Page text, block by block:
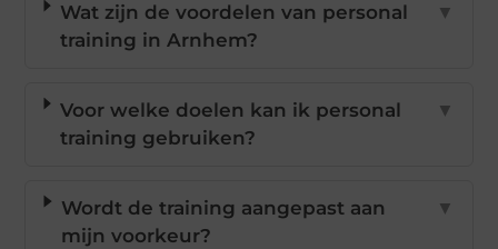
Wat zijn de voordelen van personal
training in Arnhem?
▼
Voor welke doelen kan ik personal
training gebruiken?
▼
Wordt de training aangepast aan
mijn voorkeur?
▼